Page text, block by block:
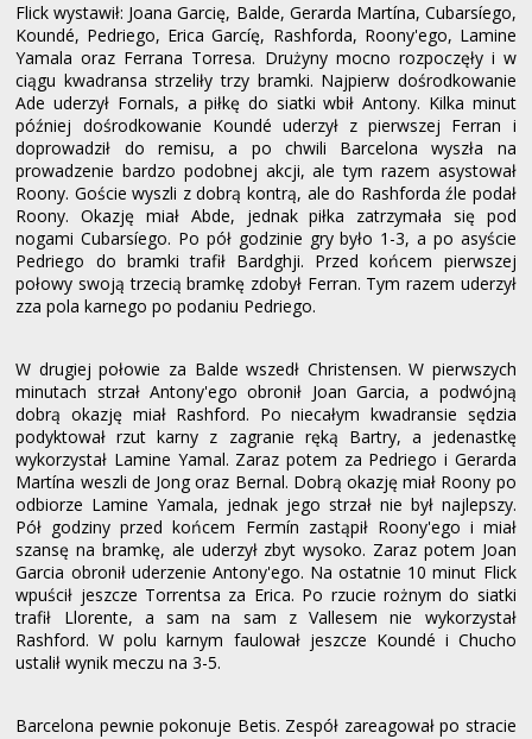
Flick wystawił: Joana Garcię, Balde, Gerarda Martína, Cubarsíego,
Koundé, Pedriego, Erica Garcíę, Rashforda, Roony'ego, Lamine
Yamala oraz Ferrana Torresa. Drużyny mocno rozpoczęły i w
ciągu kwadransa strzeliły trzy bramki. Najpierw dośrodkowanie
Ade uderzył Fornals, a piłkę do siatki wbił Antony. Kilka minut
później dośrodkowanie Koundé uderzył z pierwszej Ferran i
doprowadził do remisu, a po chwili Barcelona wyszła na
prowadzenie bardzo podobnej akcji, ale tym razem asystował
Roony. Goście wyszli z dobrą kontrą, ale do Rashforda źle podał
Roony. Okazję miał Abde, jednak piłka zatrzymała się pod
nogami Cubarsíego. Po pół godzinie gry było 1-3, a po asyście
Pedriego do bramki trafił Bardghji. Przed końcem pierwszej
połowy swoją trzecią bramkę zdobył Ferran. Tym razem uderzył
zza pola karnego po podaniu Pedriego.
W drugiej połowie za Balde wszedł Christensen. W pierwszych
minutach strzał Antony'ego obronił Joan Garcia, a podwójną
dobrą okazję miał Rashford. Po niecałym kwadransie sędzia
podyktował rzut karny z zagranie ręką Bartry, a jedenastkę
wykorzystał Lamine Yamal. Zaraz potem za Pedriego i Gerarda
Martína weszli de Jong oraz Bernal. Dobrą okazję miał Roony po
odbiorze Lamine Yamala, jednak jego strzał nie był najlepszy.
Pół godziny przed końcem Fermín zastąpił Roony'ego i miał
szansę na bramkę, ale uderzył zbyt wysoko. Zaraz potem Joan
Garcia obronił uderzenie Antony'ego. Na ostatnie 10 minut Flick
wpuścił jeszcze Torrentsa za Erica. Po rzucie rożnym do siatki
trafił Llorente, a sam na sam z Vallesem nie wykorzystał
Rashford. W polu karnym faulował jeszcze Koundé i Chucho
ustalił wynik meczu na 3-5.
Barcelona pewnie pokonuje Betis. Zespół zareagował po stracie